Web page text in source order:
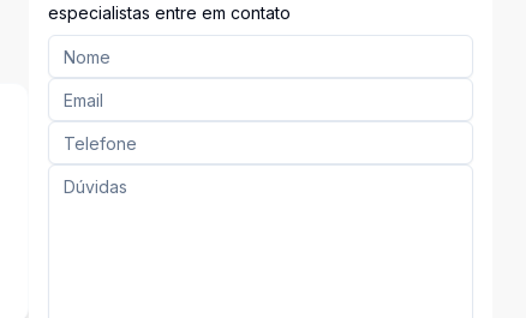
especialistas entre em contato